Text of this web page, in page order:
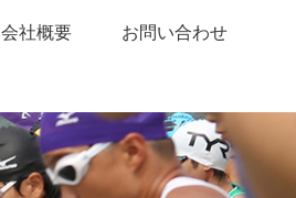
会社概要 お問い合わせ